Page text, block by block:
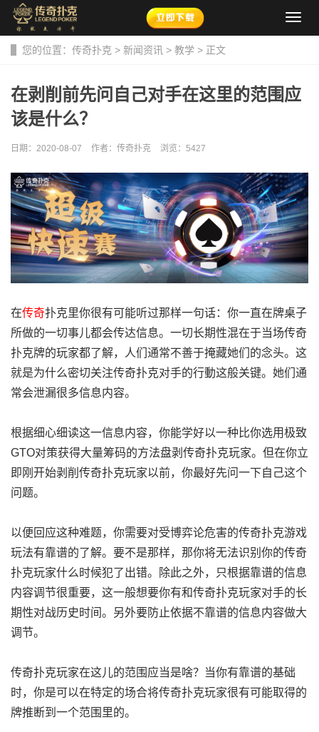
导
您的位置： 传奇扑克 > 新闻资讯 > 教学 > 正文
在剥削前先问自己对手在这里的范围应
该是什么？
日期：2020-08-07 作者：传奇扑克 浏览： 5427
在传奇扑克里你很有可能听过那样一句话：你一直在牌桌子
所做的一切事儿都会传达信息。一切长期性混在于当场传奇
扑克牌的玩家都了解，人们通常不善于掩藏她们的念头。这
就是为什么密切关注传奇扑克对手的行動这般关键。她们通
常会泄漏很多信息内容。
根据细心细读这一信息内容，你能学好以一种比你选用极致
GTO对策获得大量筹码的方法盘剥传奇扑克玩家。但在你立
即刚开始剥削传奇扑克玩家以前，你最好先问一下自己这个
问题。
以便回应这种难题，你需要对受博弈论危害的传奇扑克游戏
玩法有靠谱的了解。要不是那样，那你将无法识别你的传奇
扑克玩家什么时候犯了出错。除此之外，只根据靠谱的信息
内容调节很重要，这一般想要你有和传奇扑克玩家对手的长
期性对战历史时间。另外要防止依据不靠谱的信息内容做大
调节。
传奇扑克玩家在这儿的范围应当是啥？当你有靠谱的基础
时，你是可以在特定的场合将传奇扑克玩家很有可能取得的
牌推断到一个范围里的。